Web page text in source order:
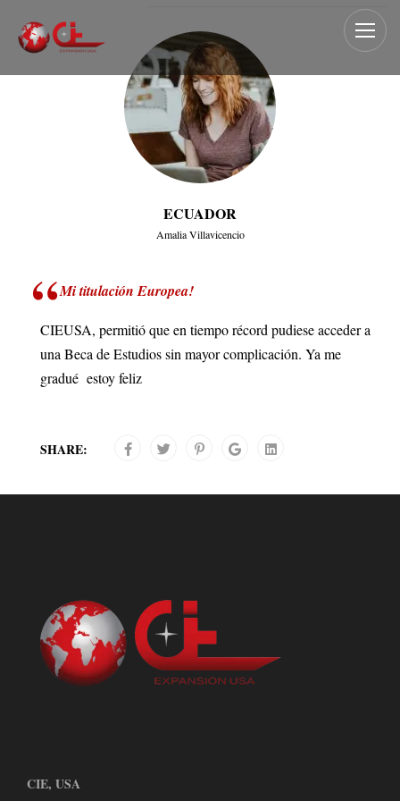
ECUADOR
Amalia Villavicencio
Mi titulación Europea!
CIEUSA, permitió que en tiempo récord pudiese acceder a
una Beca de Estudios sin mayor complicación. Ya me
gradué estoy feliz
SHARE:
CIE, USA